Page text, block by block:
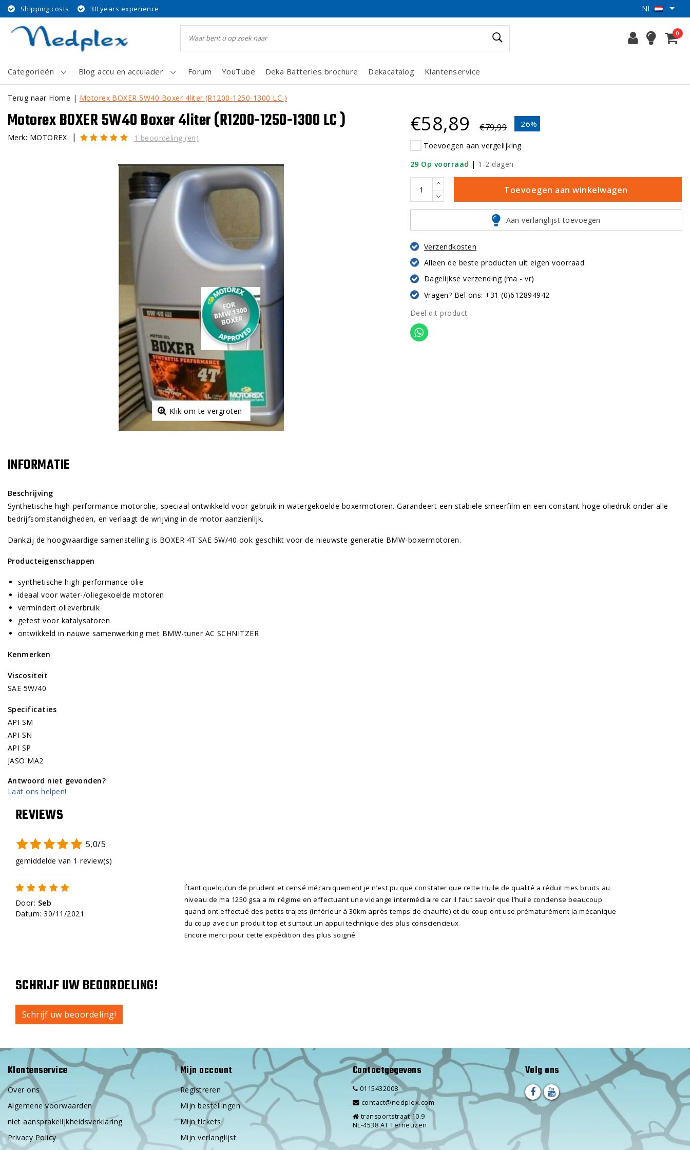
Shipping costs 30 years experience NL
0
Categorieën Blog accu en acculader Forum YouTube Deka Batteries brochure Dekacatalog Klantenservice
Terug naar Home | Motorex BOXER 5W40 Boxer 4liter (R1200-1250-1300 LC )
Motorex BOXER 5W40 Boxer 4liter (R1200-1250-1300 LC )
Merk: MOTOREX | 1 beoordeling (en)
Klik om te vergroten
-26%
€58,89 €79,99
Toevoegen aan vergelijking
29 Op voorraad | 1-2 dagen
Toevoegen aan winkelwagen
Aan verlanglijst toevoegen
Verzendkosten
Alleen de beste producten uit eigen voorraad
Dagelijkse verzending (ma - vr)
Vragen? Bel ons: +31 (0)612894942
Deel dit product
INFORMATIE
Beschrijving
Synthetische high-performance motorolie, speciaal ontwikkeld voor gebruik in watergekoelde boxermotoren. Garandeert een stabiele smeerfilm en een constant hoge oliedruk onder alle
bedrijfsomstandigheden, en verlaagt de wrijving in de motor aanzienlijk.
Dankzij de hoogwaardige samenstelling is BOXER 4T SAE 5W/40 ook geschikt voor de nieuwste generatie BMW-boxermotoren.
Producteigenschappen
synthetische high-performance olie
ideaal voor water-/oliegekoelde motoren
vermindert olieverbruik
getest voor katalysatoren
ontwikkeld in nauwe samenwerking met BMW-tuner AC SCHNITZER
Kenmerken
Viscositeit
SAE 5W/40
Specificaties
API SM
API SN
API SP
JASO MA2
Antwoord niet gevonden?
Laat ons helpen!
REVIEWS
5,0/5
gemiddelde van 1 review(s)
Door: Seb
Datum:30/11/2021
Étant quelqu’un de prudent et censé mécaniquement je n’est pu que constater que cette Huile de qualité a réduit mes bruits au
niveau de ma 1250 gsa a mi régime en effectuant une vidange intermédiaire car il faut savoir que l’huile condense beaucoup
quand ont effectué des petits trajets (inférieur à 30km après temps de chauffe) et du coup ont use prématurément la mécanique
du coup avec un produit top et surtout un appui technique des plus consciencieux
Encore merci pour cette expédition des plus soigné
SCHRIJF UW BEOORDELING!
Schrijf uw beoordeling!
Klantenservice
Over ons
Algemene voorwaarden
niet aansprakelijkheidsverklaring
Privacy Policy
Mijn account
Registreren
Mijn bestellingen
Mijn tickets
Mijn verlanglijst
Contactgegevens
0115432008
contact@nedplex.com
transportstraat 10.9
NL-4538 AT Terneuzen
Volg ons